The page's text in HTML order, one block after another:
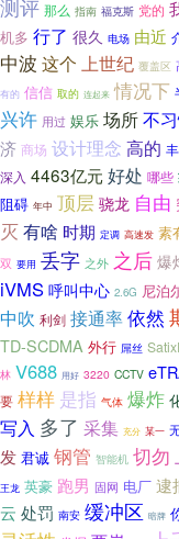
测评 那么 指南 福克斯 党的
机多 行了 很久 电场 由近
中波 这个 上世纪 覆盖区
有的 信信 取的 连起来 情况下
兴许 用过 娱乐 场所不
济 商场 设计理念 高的
深入 4463亿元好处 哪些
阻碍 年中 顶层 骁龙 自由
灭有啥 时期 定调 高速发 素
双 要用 丢字 之外 之后 爆
iVMS 呼叫中心 2.6G 尼泊
中吹 利剑 接通率依然
TD-SCDMA 外行 屌丝
林 V688 用好 3220 CCTV
要 样样 是指 气体 爆炸
写入 多了 采集 充分 某一
发 君诚 钢管 智能机 切勿
王龙 英豪 跑男 固网 电厂 逮
云 处罚 南安 缓冲区 暗牌